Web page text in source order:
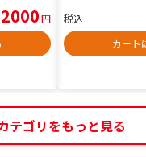
円
税込
カート
テゴリをもっと見る